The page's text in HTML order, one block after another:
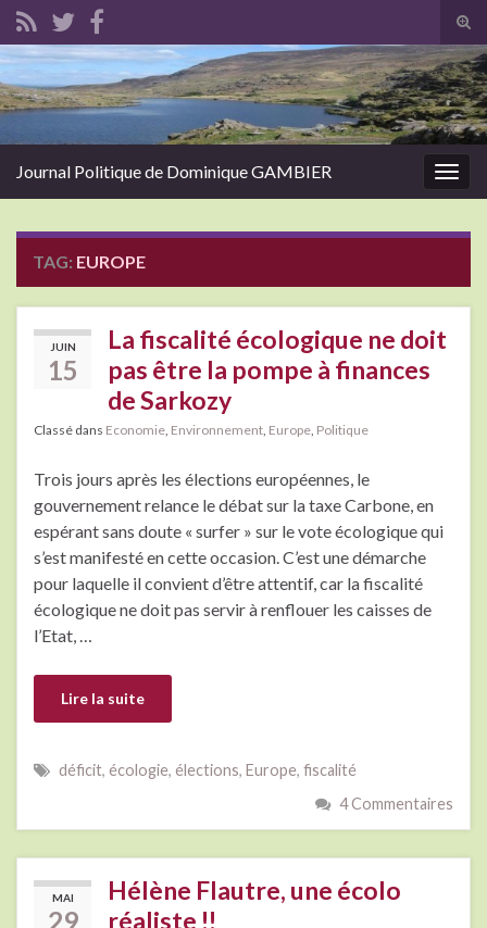
Search for:
Journal Politique de Dominique GAMBIER
TAG: EUROPE
JUIN
15
La fiscalité écologique ne doit
pas être la pompe à finances
de Sarkozy
Classé dans Economie Environnement Europe Politique
Trois jours après les élections européennes, le
gouvernement relance le débat sur la taxe Carbone, en
espérant sans doute « surfer » sur le vote écologique qui
s’est manifesté en cette occasion. C’est une démarche
pour laquelle il convient d’être attentif, car la fiscalité
écologique ne doit pas servir à renflouer les caisses de
l’Etat, …
Lire la suite
déficit, écologie, élections, Europe, fiscalité
4 Commentaires
MAI
29
Hélène Flautre, une écolo
réaliste !!